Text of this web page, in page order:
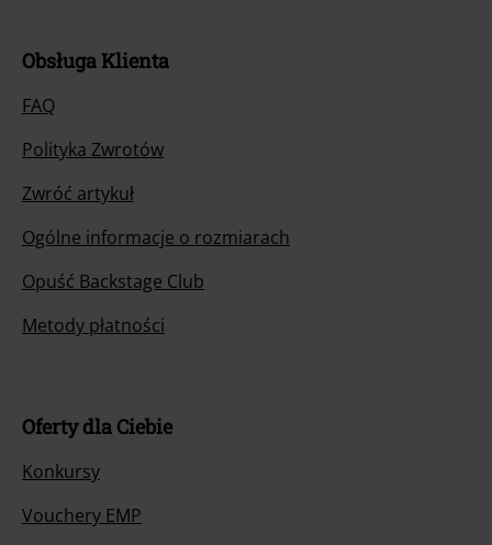
Obsługa Klienta
FAQ
Polityka Zwrotów
Zwróć artykuł
Ogólne informacje o rozmiarach
Opuść Backstage Club
Metody płatności
Oferty dla Ciebie
Konkursy
Vouchery EMP